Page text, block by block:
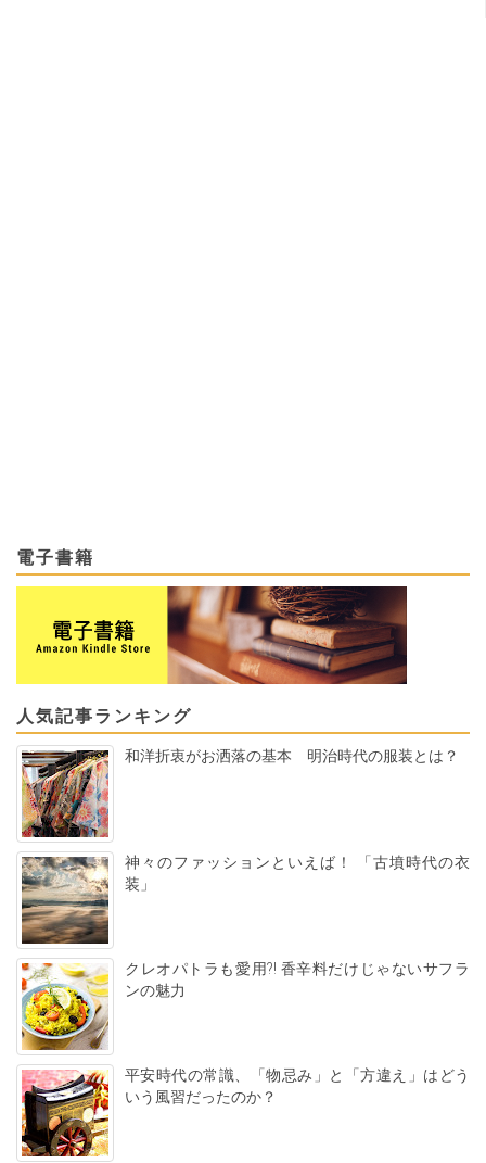
電子書籍
人気記事ランキング
和洋折衷がお洒落の基本 明治時代の服装とは？
神々のファッションといえば！ 「古墳時代の衣
装」
クレオパトラも愛用?! 香辛料だけじゃないサフラ
ンの魅力
平安時代の常識、「物忌み」と「方違え」はどう
いう風習だったのか？